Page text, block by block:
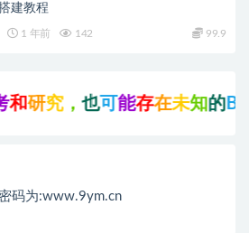
建教程
1 年前 142 99.9
研究，也 可能 存在未知的BU G
码为:www.9ym.cn